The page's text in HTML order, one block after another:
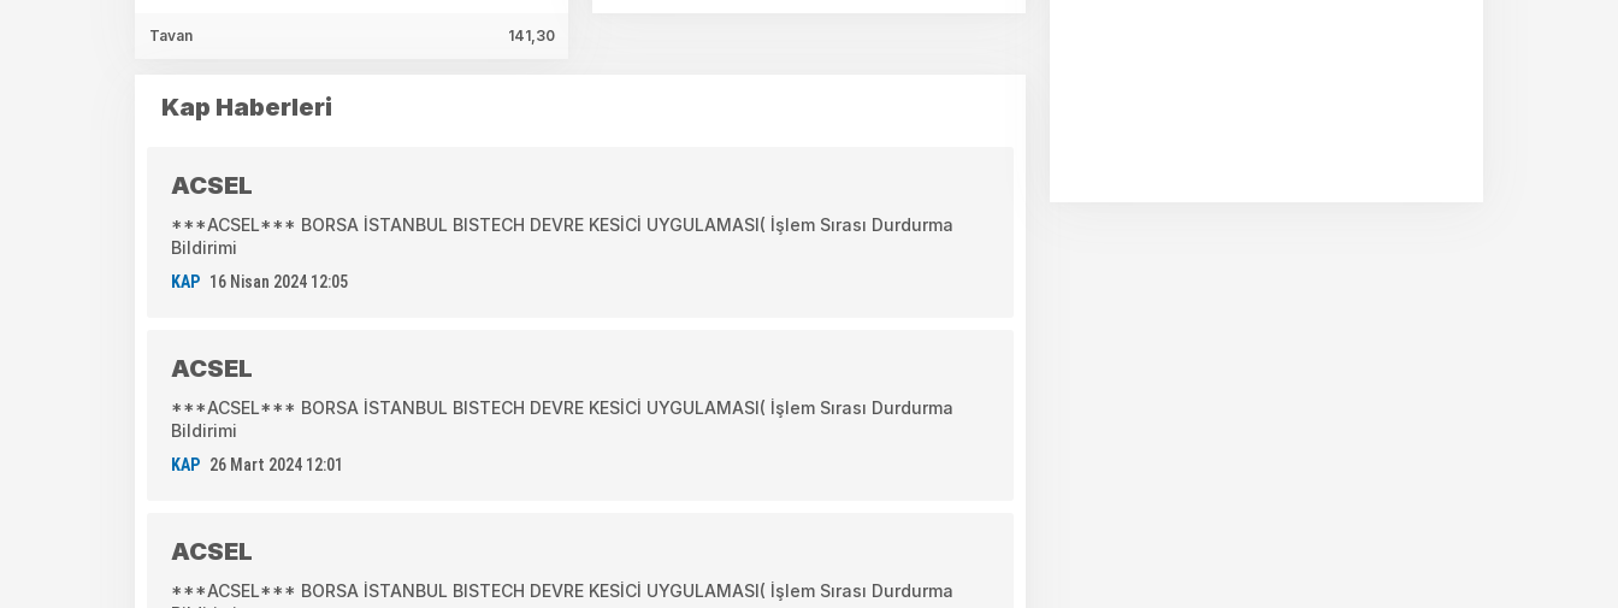
Tavan 141,30
Kap Haberleri
ACSEL
***ACSEL*** BORSA İSTANBUL BISTECH DEVRE KESİCİ UYGULAMASI( İşlem Sırası Durdurma
Bildirimi
KAP 16 Nisan 2024 12:05
ACSEL
***ACSEL*** BORSA İSTANBUL BISTECH DEVRE KESİCİ UYGULAMASI( İşlem Sırası Durdurma
Bildirimi
KAP 26 Mart 2024 12:01
ACSEL
***ACSEL*** BORSA İSTANBUL BISTECH DEVRE KESİCİ UYGULAMASI( İşlem Sırası Durdurma